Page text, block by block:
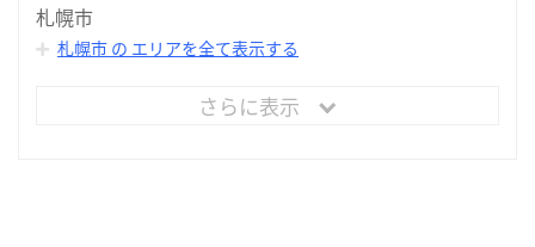
札幌市
札幌市 の エリアを全て表示する
さらに表示